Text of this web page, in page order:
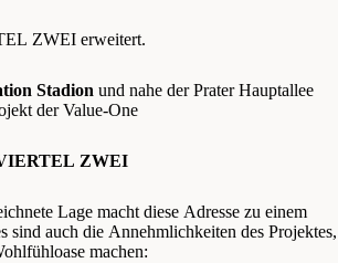
ZWEI erweitert.
Stadion und nahe der Prater Hauptallee
der Value-One
ZWEI
Lage macht diese Adresse zu einem
sind auch die Annehmlichkeiten des Projektes,
machen: